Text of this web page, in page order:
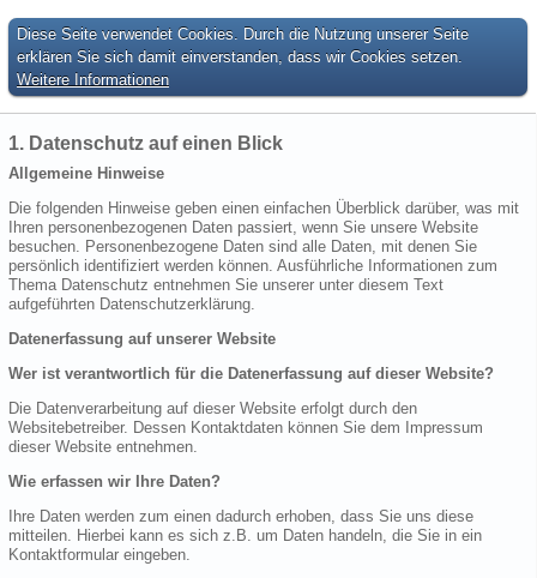
Diese Seite verwendet Cookies. Durch die Nutzung unserer Seite
erklären Sie sich damit einverstanden, dass wir Cookies setzen.
Weitere Informationen
1. Datenschutz auf einen Blick
Allgemeine Hinweise
Die folgenden Hinweise geben einen einfachen Überblick darüber, was mit
Ihren personenbezogenen Daten passiert, wenn Sie unsere Website
besuchen. Personenbezogene Daten sind alle Daten, mit denen Sie
persönlich identifiziert werden können. Ausführliche Informationen zum
Thema Datenschutz entnehmen Sie unserer unter diesem Text
aufgeführten Datenschutzerklärung.
Datenerfassung auf unserer Website
Wer ist verantwortlich für die Datenerfassung auf dieser Website?
Die Datenverarbeitung auf dieser Website erfolgt durch den
Websitebetreiber. Dessen Kontaktdaten können Sie dem Impressum
dieser Website entnehmen.
Wie erfassen wir Ihre Daten?
Ihre Daten werden zum einen dadurch erhoben, dass Sie uns diese
mitteilen. Hierbei kann es sich z.B. um Daten handeln, die Sie in ein
Kontaktformular eingeben.